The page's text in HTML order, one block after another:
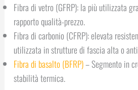
Fibra di vetro (GFRP): la più utilizzata
rapporto qualità-prezzo.
Fibra di carbonio (CFRP): elevata
utilizzata in strutture di fascia alta o
Fibra di basalto (BFRP)– Segmento in
stabilità termica.